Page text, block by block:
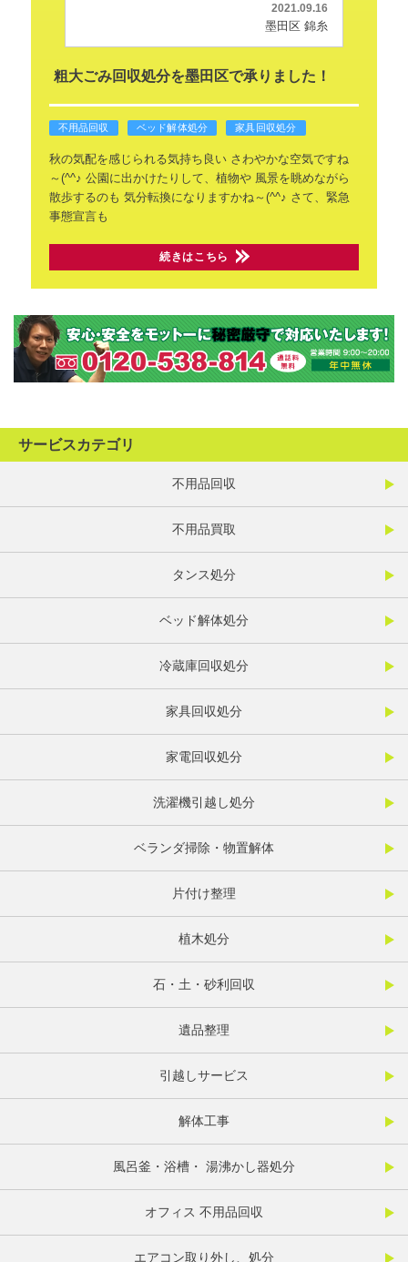
2021.09.16
墨田区 錦糸
粗大ごみ回収処分を墨田区で承りました！
不用品回収 ベッド解体処分 家具回収処分
秋の気配を感じられる気持ち良いさわやかな空気ですね
～(^^♪ 公園に出かけたりして、植物や風景を眺めながら
散歩するのも 気分転換になりますかね～(^^♪ さて、緊急
事態宣言も
続きはこちら
サービスカテゴリ
不用品回収
不用品買取
タンス処分
ベッド解体処分
冷蔵庫回収処分
家具回収処分
家電回収処分
洗濯機引越し処分
ベランダ掃除・物置解体
片付け整理
植木処分
石・土・砂利回収
遺品整理
引越しサービス
解体工事
風呂釜・浴槽・ 湯沸かし器処分
オフィス 不用品回収
エアコン取り外し、処分